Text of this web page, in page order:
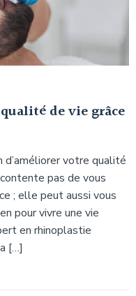
de vie grâce
d’améliorer votre qualité
pas de vous
; elle peut aussi vous
pour vivre une vie
en rhinoplastie
[…]